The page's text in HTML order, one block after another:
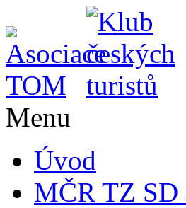
Menu
Úvod
MČR TZ SD